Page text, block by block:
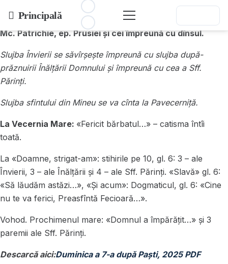
Principală
Duminica a 7-a după Paști, Sfinții Părinți de la Sinodul I
Ecumenic. Glasul 6. După-prăznuirea Înălțării.
Mc. Patrichie, ep. Prusiei și cei împreună cu dînsul.
Slujba Învierii se săvîrșește împreună cu slujba după-
prăznuirii Înălțării Domnului și împreună cu cea a Sff.
Părinți.
Slujba sfintului din Mineu se va cînta la Pavecerniță.
La Vecernia Mare: «Fericit bărbatul…» – catisma întîi
toată.
La «Doamne, strigat-am»: stihirile pe 10, gl. 6: 3 – ale
Învierii, 3 – ale Înălțării și 4 – ale Sff. Părinți. «Slavă» gl. 6:
«Să lăudăm astăzi…», «Și acum»: Dogmaticul, gl. 6: «Cine
nu te va ferici, Preasfîntă Fecioară…».
Vohod. Prochimenul mare: «Domnul a împărățit…» și 3
paremii ale Sff. Părinți.
Descarcă aici:Duminica a 7-a după Paști, 2025 PDF